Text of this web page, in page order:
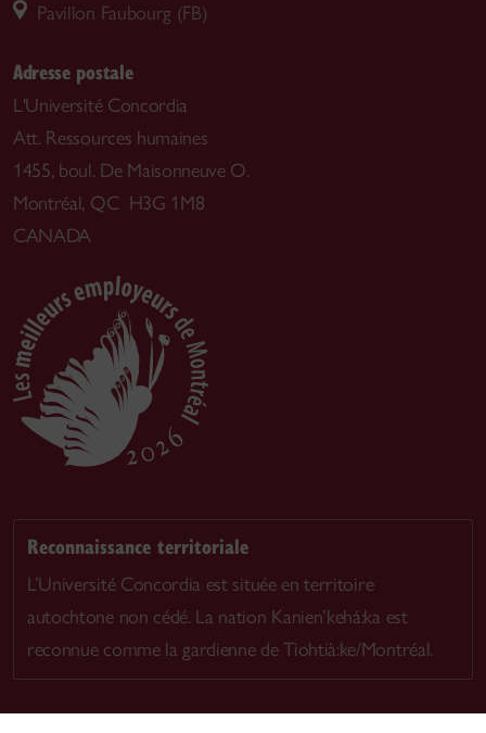
Pavillon Faubourg (FB)
Adresse postale
L'Université Concordia
Att. Ressources humaines
1455, boul. De Maisonneuve O.
Montréal, QC H3G 1M8
CANADA
Reconnaissance territoriale
L’Université Concordia est située en territoire
autochtone non cédé. La nation Kanien’kehá:ka est
reconnue comme la gardienne de Tiohtià:ke/Montréal.